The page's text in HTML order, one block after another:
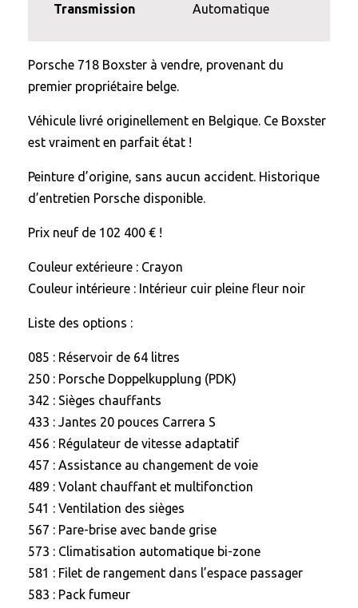
Transmission
Automatique
Porsche 718 Boxster à vendre, provenant du
premier propriétaire belge.
Véhicule livré originellement en Belgique. Ce Boxster
est vraiment en parfait état !
Peinture d’origine, sans aucun accident. Historique
d’entretien Porsche disponible.
Prix neuf de 102 400 € !
Couleur extérieure : Crayon
Couleur intérieure : Intérieur cuir pleine fleur noir
Liste des options :
085 : Réservoir de 64 litres
250 : Porsche Doppelkupplung (PDK)
342 : Sièges chauffants
433 : Jantes 20 pouces Carrera S
456 : Régulateur de vitesse adaptatif
457 : Assistance au changement de voie
489 : Volant chauffant et multifonction
541 : Ventilation des sièges
567 : Pare-brise avec bande grise
573 : Climatisation automatique bi-zone
581 : Filet de rangement dans l’espace passager
583 : Pack fumeur